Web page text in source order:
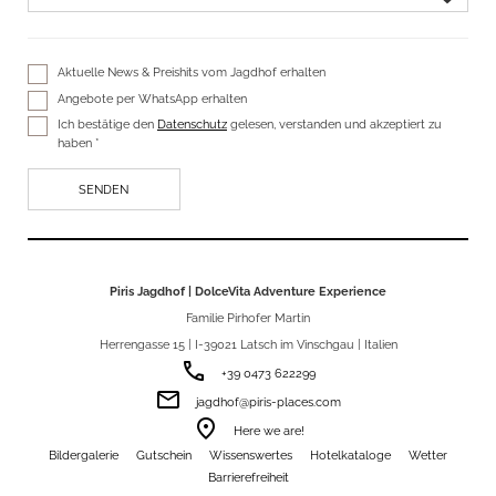
Aktuelle News & Preishits vom Jagdhof erhalten
Angebote per WhatsApp erhalten
Ich bestätige den Datenschutz gelesen, verstanden und akzeptiert zu
haben *
Piris Jagdhof | DolceVita Adventure Experience
Familie Pirhofer Martin
Herrengasse 15 | I-39021 Latsch im Vinschgau | Italien
phone +39 0473 622299
email jagdhof@piris-places.com
room
Here we are!
Bildergalerie
Gutschein Wissenswertes Hotelkataloge
Wetter
Barrierefreiheit